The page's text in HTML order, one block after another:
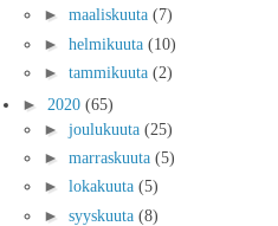
► maaliskuuta (7)
► helmikuuta (10)
► tammikuuta (2)
► 2020 (65)
► joulukuuta (25)
► marraskuuta (5)
► lokakuuta (5)
► syyskuuta (8)